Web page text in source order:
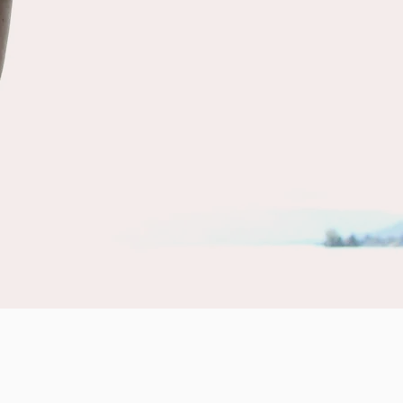
Il s’agit d